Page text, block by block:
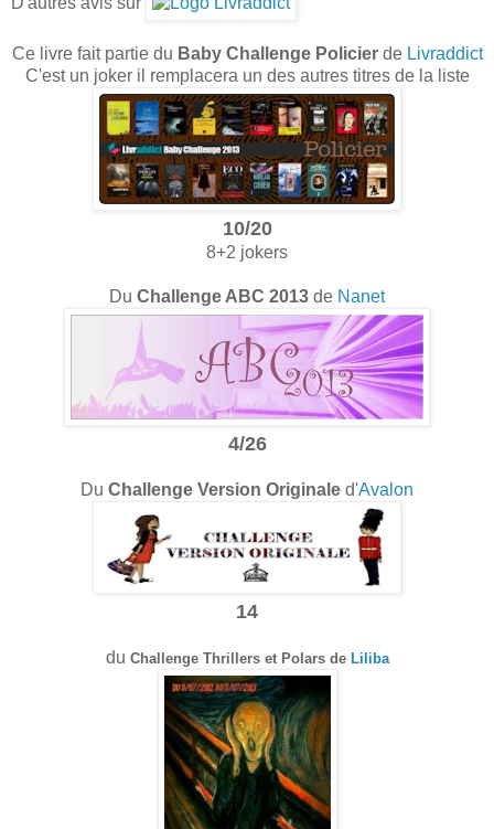
Ce livre fait partie du Baby Challenge Policierde Livraddict
C'est un joker il remplacera un des autres titres de la liste
10/20
8+2 jokers
Du Challenge ABC 2013 de Nanet
4/26
Du Challenge Version Originale d'Avalon
14
du ChallengeThrillers et Polarsde Liliba